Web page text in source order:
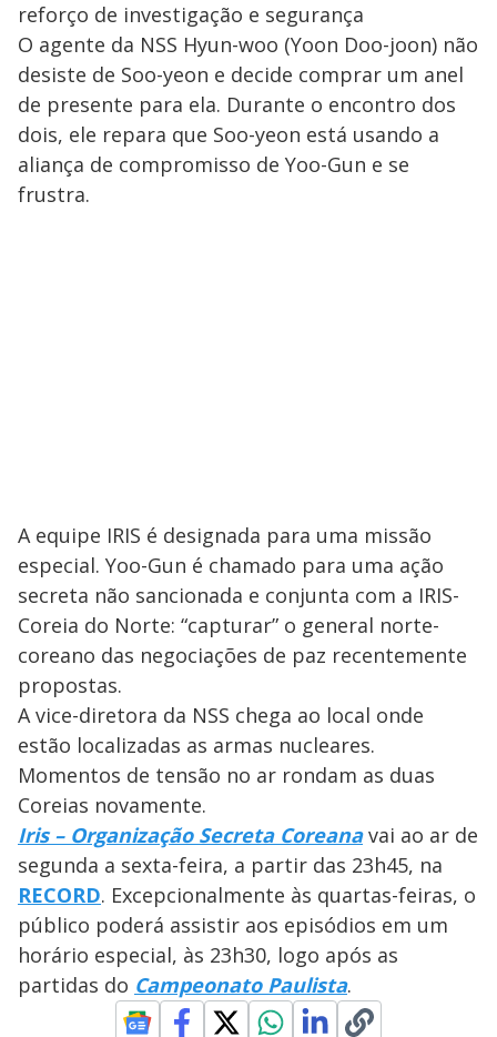
reforço de investigação e segurança
O agente da NSS Hyun-woo (Yoon Doo-joon) não
desiste de Soo-yeon e decide comprar um anel
de presente para ela. Durante o encontro dos
dois, ele repara que Soo-yeon está usando a
aliança de compromisso de Yoo-Gun e se
frustra.
A equipe IRIS é designada para uma missão
especial. Yoo-Gun é chamado para uma ação
secreta não sancionada e conjunta com a IRIS-
Coreia do Norte: “capturar” o general norte-
coreano das negociações de paz recentemente
propostas.
A vice-diretora da NSS chega ao local onde
estão localizadas as armas nucleares.
Momentos de tensão no ar rondam as duas
Coreias novamente.
Iris – Organização Secreta Coreanavai ao ar de
segunda a sexta-feira, a partir das 23h45, na
RECORD. Excepcionalmente às quartas-feiras, o
público poderá assistir aos episódios em um
horário especial, às 23h30, logo após as
partidas do Campeonato Paulista.